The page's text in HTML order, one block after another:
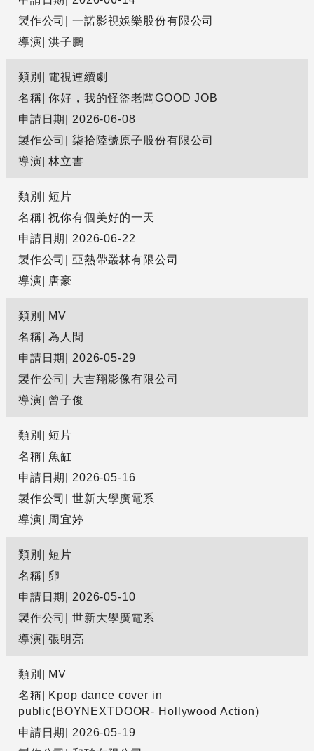
製作公司
一諾影視娛樂股份有限公司
導演 洪子鵬
類別
電視連續劇
名稱 你好，我的怪盜老闆GOOD JOB
申請日期
2026-06-08
製作公司
柒拾陸號原子股份有限公司
導演 林立書
類別
短片
名稱 祝你有個美好的一天
申請日期
2026-06-22
製作公司
亞熱帶叢林有限公司
導演
唐豪
類別
MV
名稱 為人間
申請日期
2026-05-29
製作公司
大吉翔影像有限公司
導演
曾子俊
類別
短片
名稱 魚缸
申請日期
2026-05-16
製作公司
世新大學廣電系
導演
周宜婷
類別
短片
名稱
卵
申請日期
2026-05-10
製作公司
世新大學廣電系
導演 張明亮
類別
MV
名稱
Kpop dance cover in
public(BOYNEXTDOOR- Hollywood Action)
申請日期
2026-05-19